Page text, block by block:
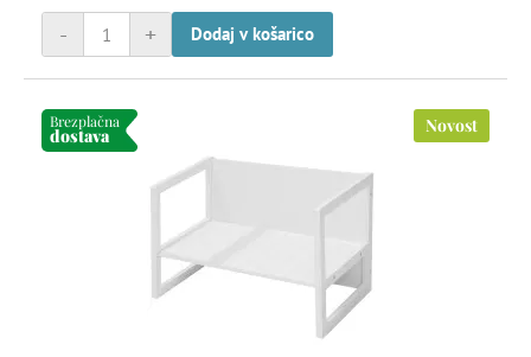
+
- Dodaj v košarico
Brezplačna
dostava Novost